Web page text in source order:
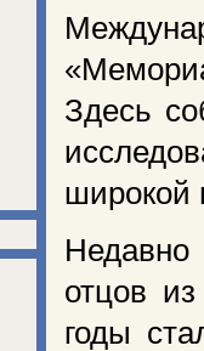
Здесь
широкой
отцов
годы